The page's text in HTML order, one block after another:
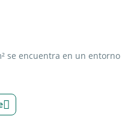
se encuentra en un entorno
playa lo convierte en una
y constructores. Aquí
metros cuadrados,